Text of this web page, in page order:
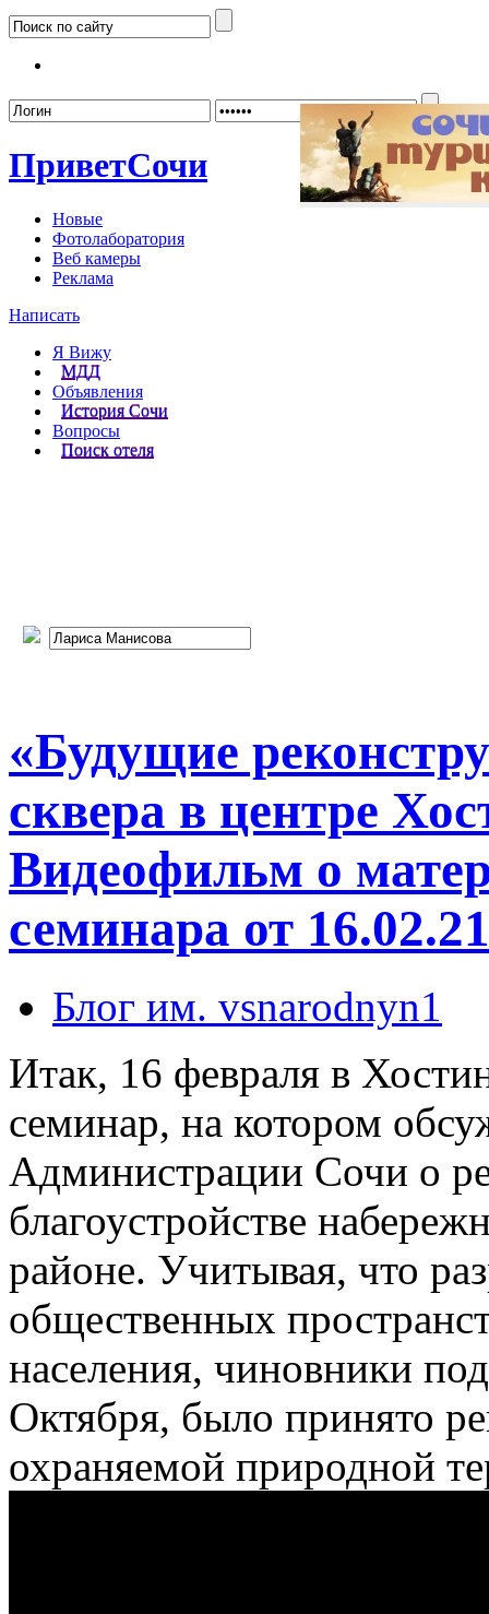
ПриветСочи
Новые
Фотолаборатория
Веб камеры
Реклама
Написать
Я Вижу
МДД
Объявления
История Сочи
Вопросы
Поиск отеля
«Будущие
сквера в центре
Видеофильм о
семинара от
Блог им. vsnarodnyn1
Итак, 16 февраля в
семинар, на котором
Администрации Сочи о
благоустройстве
районе. Учитывая, что
общественных
населения, чиновники
Октября, было принято
охраняемой природной